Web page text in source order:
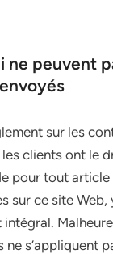
ne peuvent
sur les
clients ont le
pour tout article
sur ce site Web,
s’appliquent